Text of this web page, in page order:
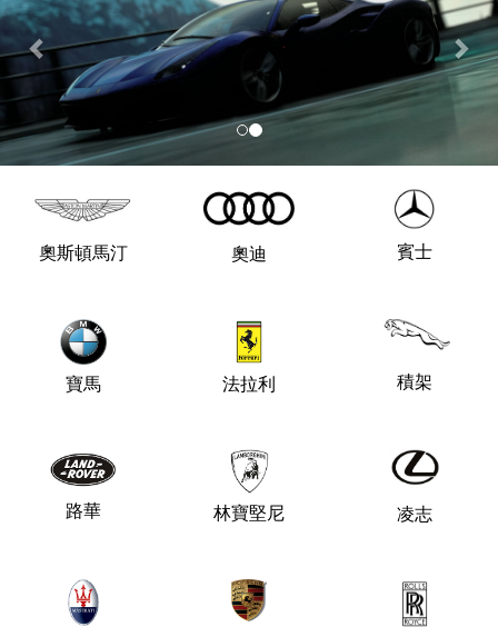
奧斯頓馬汀 奧迪 賓士
寶馬 法拉利 積架
路華 林寶堅尼 凌志